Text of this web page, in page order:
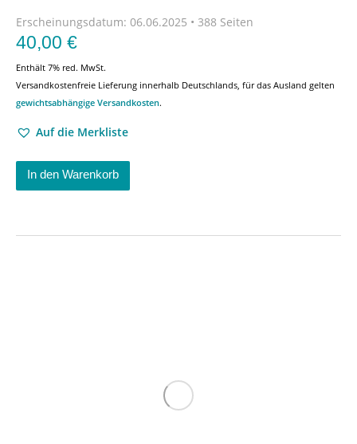
Erscheinungsdatum: 06.06.2025 • 388 Seiten
40,00 €
Enthält 7% red. MwSt.
Versandkostenfreie Lieferung innerhalb Deutschlands, für das Ausland gelten
gewichtsabhängige Versandkosten.
Auf die Merkliste
In den Warenkorb